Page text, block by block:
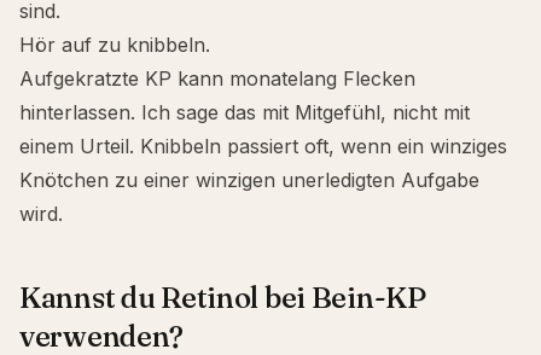
sind.
Hör auf zu knibbeln.
Aufgekratzte KP kann monatelang Flecken
hinterlassen. Ich sage das mit Mitgefühl, nicht mit
einem Urteil. Knibbeln passiert oft, wenn ein winziges
Knötchen zu einer winzigen unerledigten Aufgabe
wird.
Kannst du Retinol bei Bein-KP
verwenden?